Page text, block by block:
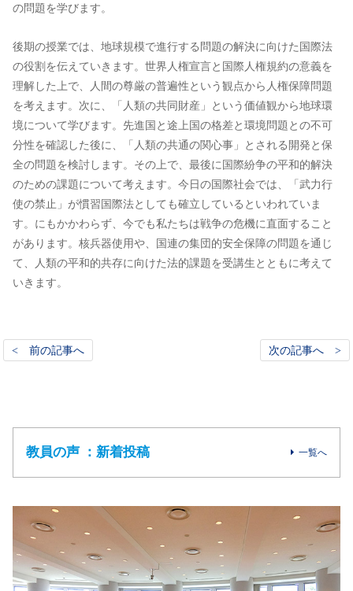
の問題を学びます。
後期の授業では、地球規模で進行する問題の解決に向けた国際法
の役割を伝えていきます。世界人権宣言と国際人権規約の意義を
理解した上で、人間の尊厳の普遍性という観点から人権保障問題
を考えます。次に、「人類の共同財産」という価値観から地球環
境について学びます。先進国と途上国の格差と環境問題との不可
分性を確認した後に、「人類の共通の関心事」とされる開発と保
全の問題を検討します。その上で、最後に国際紛争の平和的解決
のための課題について考えます。今日の国際社会では、「武力行
使の禁止」が慣習国際法としても確立しているといわれていま
す。にもかかわらず、今でも私たちは戦争の危機に直面すること
があります。核兵器使用や、国連の集団的安全保障の問題を通じ
て、人類の平和的共存に向けた法的課題を受講生とともに考えて
いきます。
< 前の記事へ 次の記事へ >
教員の声 ：新着投稿 一覧へ